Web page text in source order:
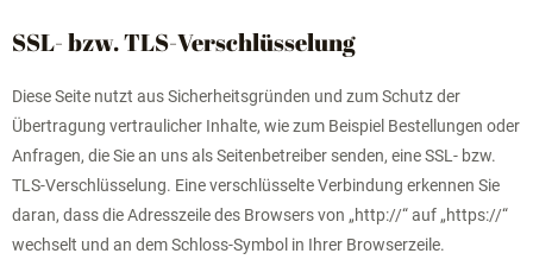
SSL- bzw. TLS-Verschlüsselung
Diese Seite nutzt aus Sicherheitsgründen und zum Schutz der
Übertragung vertraulicher Inhalte, wie zum Beispiel Bestellungen oder
Anfragen, die Sie an uns als Seitenbetreiber senden, eine SSL- bzw.
TLS-Verschlüsselung. Eine verschlüsselte Verbindung erkennen Sie
daran, dass die Adresszeile des Browsers von „http://“ auf „https://“
wechselt und an dem Schloss-Symbol in Ihrer Browserzeile.